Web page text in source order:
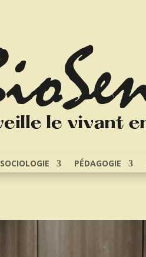
SOCIOLOGIE PÉDAGOGIE